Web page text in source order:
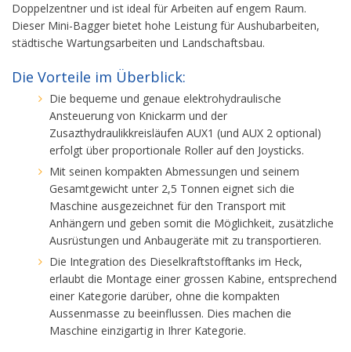
Doppelzentner und ist ideal für Arbeiten auf engem Raum.
Dieser Mini-Bagger bietet hohe Leistung für Aushubarbeiten,
städtische Wartungsarbeiten und Landschaftsbau.
Die Vorteile im Überblick:
Die bequeme und genaue elektrohydraulische
Ansteuerung von Knickarm und der
Zusazthydraulikkreisläufen AUX1 (und AUX 2 optional)
erfolgt über proportionale Roller auf den Joysticks.
Mit seinen kompakten Abmessungen und seinem
Gesamtgewicht unter 2,5 Tonnen eignet sich die
Maschine ausgezeichnet für den Transport mit
Anhängern und geben somit die Möglichkeit, zusätzliche
Ausrüstungen und Anbaugeräte mit zu transportieren.
Die Integration des Dieselkraftstofftanks im Heck,
erlaubt die Montage einer grossen Kabine, entsprechend
einer Kategorie darüber, ohne die kompakten
Aussenmasse zu beeinflussen. Dies machen die
Maschine einzigartig in Ihrer Kategorie.